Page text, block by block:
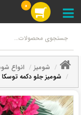
0
شومیز انواع
شومیز جلو دکمه